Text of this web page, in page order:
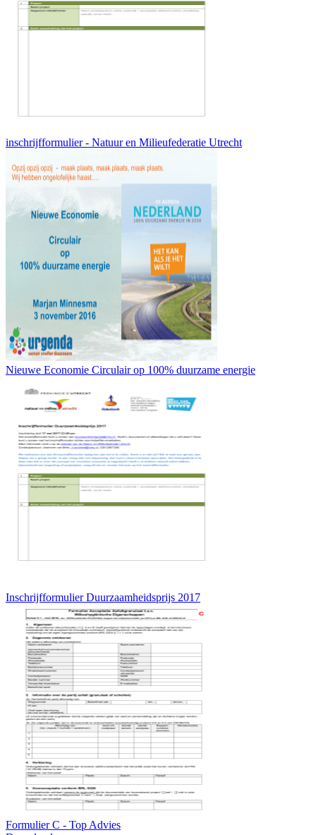
inschrijfformulier - Natuur en Milieufederatie Utrecht
Nieuwe Economie Circulair op 100% duurzame energie
Inschrijfformulier Duurzaamheidsprijs 2017
Formulier C - Top Advies